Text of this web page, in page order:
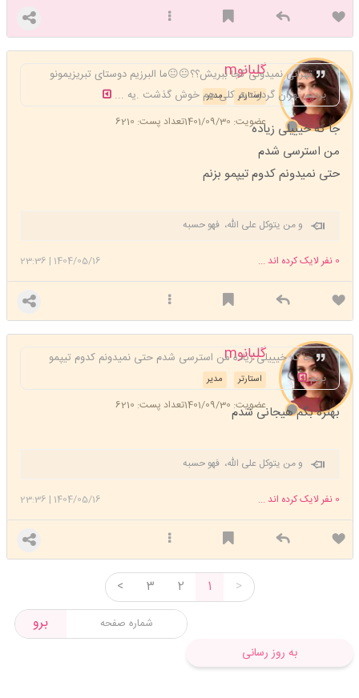
گلبانوm
مدیر استارتر
عضویت: 1401/09/30 تعداد پست: 6210
تهرانی نمیدونی کجا ببریش؟؟😐😐ما البرزیم دوستای تبریزیمونو
بردیم تهران گردوندیم کلی هم خوش گذشت .یه ...
جا که خیییلی زیاده
من استرسی شدم
حتی نمیدونم کدوم تیپمو بزنم
و من یتوکل علی الله، فهو حسبه
1404/05/16
|
23:36 0 نفر لایک کرده اند ...
گلبانوm
مدیر استارتر
عضویت: 1401/09/30 تعداد پست: 6210
جا که خیییلی زیاده من استرسی شدم حتی نمیدونم کدوم تیپمو
بزنم
بهتره بگم هیجانی شدم
و من یتوکل علی الله، فهو حسبه
1404/05/16
|
23:36 0 نفر لایک کرده اند ...
>
1
2
3
<
برو
به روز رسانی